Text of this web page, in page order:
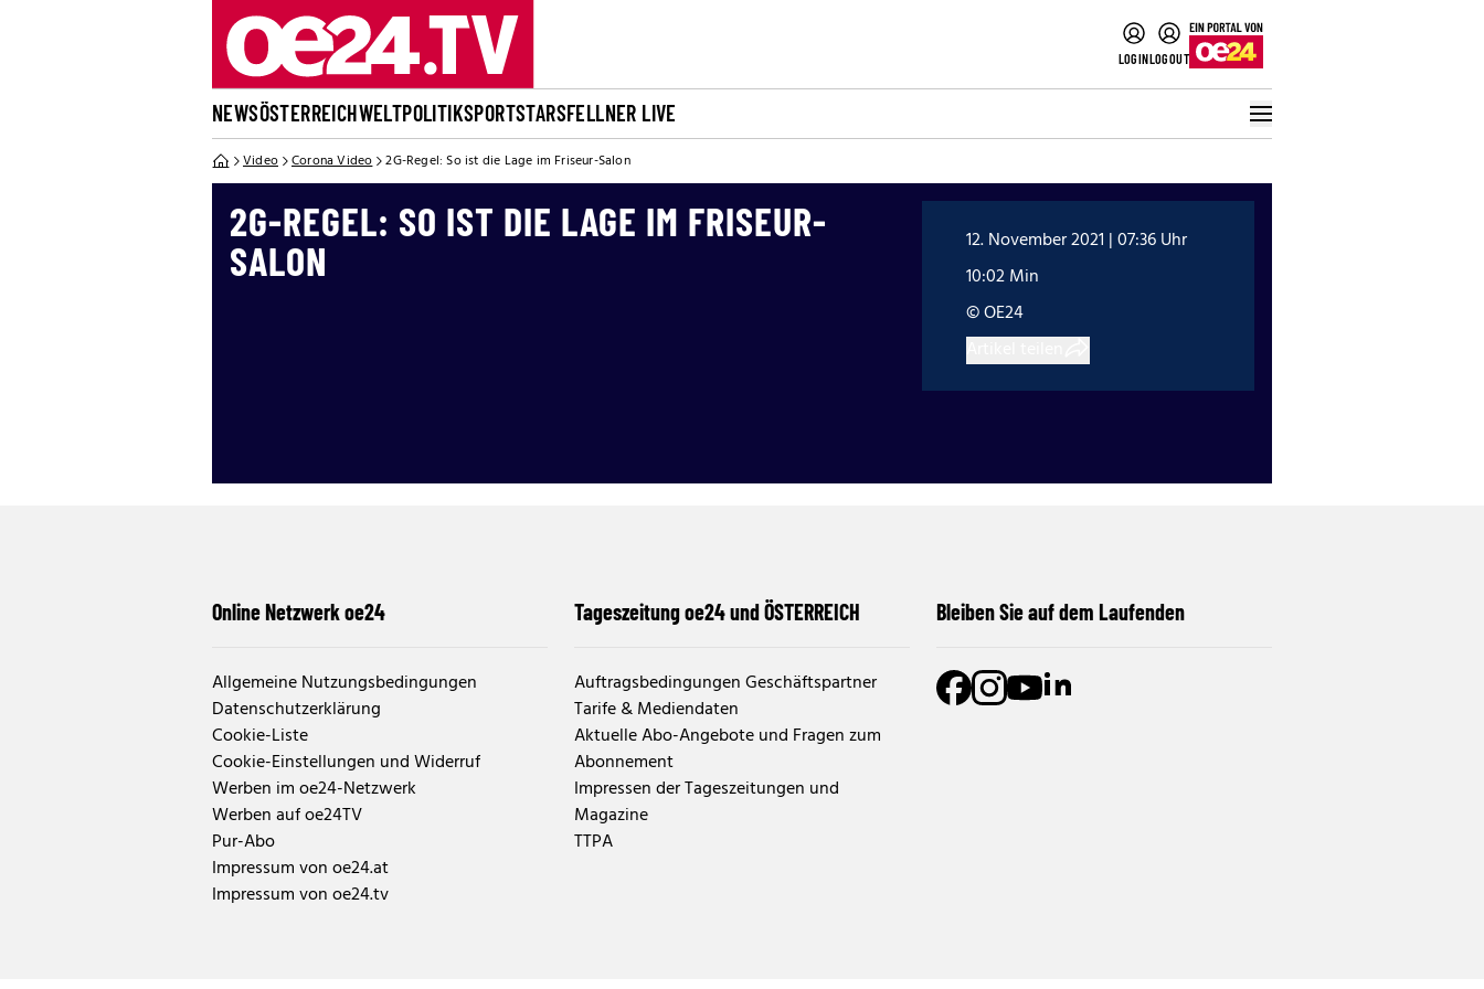
LOGINLOGOUT
NEWSÖSTERREICHWELTPOLITIKSPORTSTARSFELLNER LIVE
Video Corona Video 2G-Regel: So ist die Lage im Friseur-Salon
2G-REGEL: SO IST DIE LAGE IM FRISEUR-
SALON
12. November 2021 | 07:36 Uhr
10:02 Min
© OE24
Online Netzwerk oe24
Allgemeine Nutzungsbedingungen
Datenschutzerklärung
Cookie-Liste
Cookie-Einstellungen und Widerruf
Werben im oe24-Netzwerk
Werben auf oe24TV
Pur-Abo
Impressum von oe24.at
Impressum von oe24.tv
Tageszeitung oe24 und ÖSTERREICH
Auftragsbedingungen Geschäftspartner
Tarife & Mediendaten
Aktuelle Abo-Angebote und Fragen zum
Abonnement
Impressen der Tageszeitungen und
Magazine
TTPA
Bleiben Sie auf dem Laufenden